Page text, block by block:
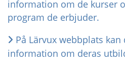
information om de kurser
program de erbjuder.
På Lärvux webbplats
information om deras